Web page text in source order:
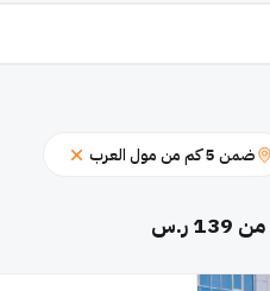
ضمن 5 كم من مول العرب
ر.س